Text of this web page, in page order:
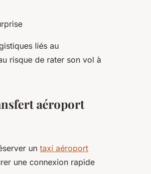
liés au
risque de rater son vol à
aéroport
un taxi aéroport
une connexion rapide